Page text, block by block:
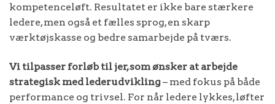
kompetenceløft. Resultatet er ikke bare stærkere
ledere, men også et fælles sprog, en skarp
værktøjskasse og bedre samarbejde på tværs.
Vi tilpasser forløb til jer, som ønsker at arbejde
strategisk med lederudvikling– med fokus på både
performance og trivsel. For når ledere lykkes, løfter